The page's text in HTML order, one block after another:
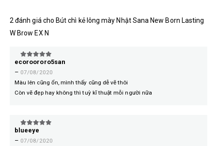
2 đánh giá cho Bút chì kẻ lông mày Nhật Sana New Born Lasting
W Brow EX N
5trên 5
ecoroororo5san
– 07/08/2020
Màu lên cũng ổn, mình thấy cũng dễ vẽ thôi
Còn vẽ đẹp hay không thì tuỳ kĩ thuật mỗi người nữa
5trên 5
blueeye
– 07/08/2020